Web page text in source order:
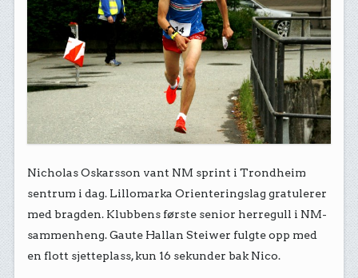
Nicholas Oskarsson vant NM sprint i Trondheim
sentrum i dag. Lillomarka Orienteringslag gratulerer
med bragden. Klubbens første senior herregull i NM-
sammenheng. Gaute Hallan Steiwer fulgte opp med
en flott sjetteplass, kun 16 sekunder bak Nico.